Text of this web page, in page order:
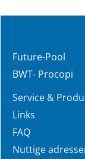
Future-Pool
BWT- Procopi
Service &
Links
FAQ
Nuttige